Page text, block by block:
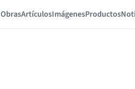
ObrasArtículosImágenesProductos